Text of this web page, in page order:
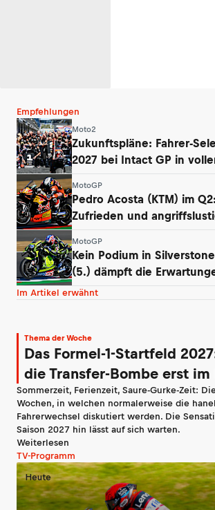
Empfehlungen
Moto2
Zukunftspläne: Fahrer-
2027 bei Intact GP in
MotoGP
Pedro Acosta (KTM) im Q2:
Zufrieden und
MotoGP
Kein Podium in
(5.) dämpft die
Im Artikel erwähnt
Thema der Woche
Das Formel-1-Startfeld
die Transfer-Bombe erst im
Sommerzeit, Ferienzeit, Saure-Gurke-Zeit:
Wochen, in welchen normalerweise die
Fahrerwechsel diskutiert werden. Die
Saison 2027 hin lässt auf sich warten.
Weiterlesen
TV-Programm
Heute